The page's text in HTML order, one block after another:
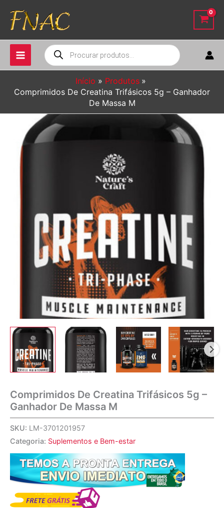
para
conteúdo
Pesquisar
produtos
Início
Produtos
Comprimidos De Creatina Trifásicos 5g – Ganhador
De Massa M
Comprimidos De Creatina Trifásicos 5g –
Ganhador De Massa M
SKU: LM-3701201957
Categoria: Suplementos e Bem-estar